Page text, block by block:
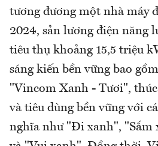
tương đương một nhà máy
2024, sản lương điện năng
tiêu thụ khoảng 15,5 triệu
sáng kiến bền vững bao
"Vincom Xanh - Tươi",
và tiêu dùng bền vững với
nghĩa như "Đi xanh", "Sắm